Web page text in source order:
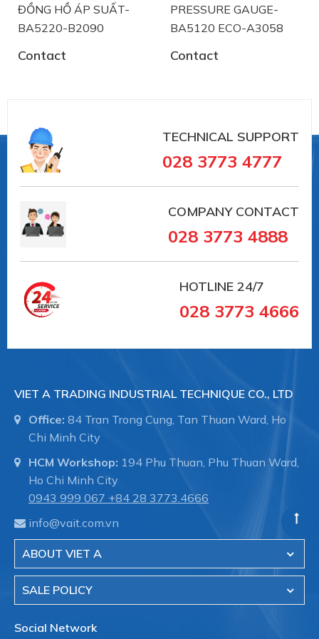
lương, kiểm soát áp suất như:
+ Đồng hồ đo áp suất
+ Đồng hồ đo nhiệt độ
Chuyên dụng cho các ngành công nghiệp:
Công nghiệp chế biến:
Công nghiệp hóa chất / hóa dầu
Công nghiệp dược phẩm / Công nghệ sinh học
Ngành công nghiệp thực phẩm và nước giải
khát
Công nghiệp sơn / Công nghiệp nhựa
Máy móc và Kỹ thuật Nhà máy:
Máy móc / Ô tô
Đóng tàu và thiết bị hàng hải
Sản xuất công nghiệp
ĐỒNG HỒ ÁP SUẤT-
BA5220-B2090
Contact
PRESSURE GAUGE-
BA5120 ECO-A3058
Contact
TECHNICAL SUPPORT
028 3773 4777
COMPANY CONTACT
028 3773 4888
HOTLINE 24/7
028 3773 4666
VIET A TRADING INDUSTRIAL TECHNIQUE CO., LTD
Office: 84 Tran Trong Cung, Tan Thuan Ward, Ho
Chi Minh City
HCM Workshop: 194 Phu Thuan, Phu Thuan Ward,
Ho Chi Minh City
0943 999 067 +84 28 3773.4666
info@vait.com.vn
ABOUT VIET A
SALE POLICY
Social Network